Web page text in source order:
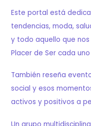
Este portal está
tendencias, moda,
y todo aquello que
Placer de Ser cada
También reseña
social y esos
activos y positivos a